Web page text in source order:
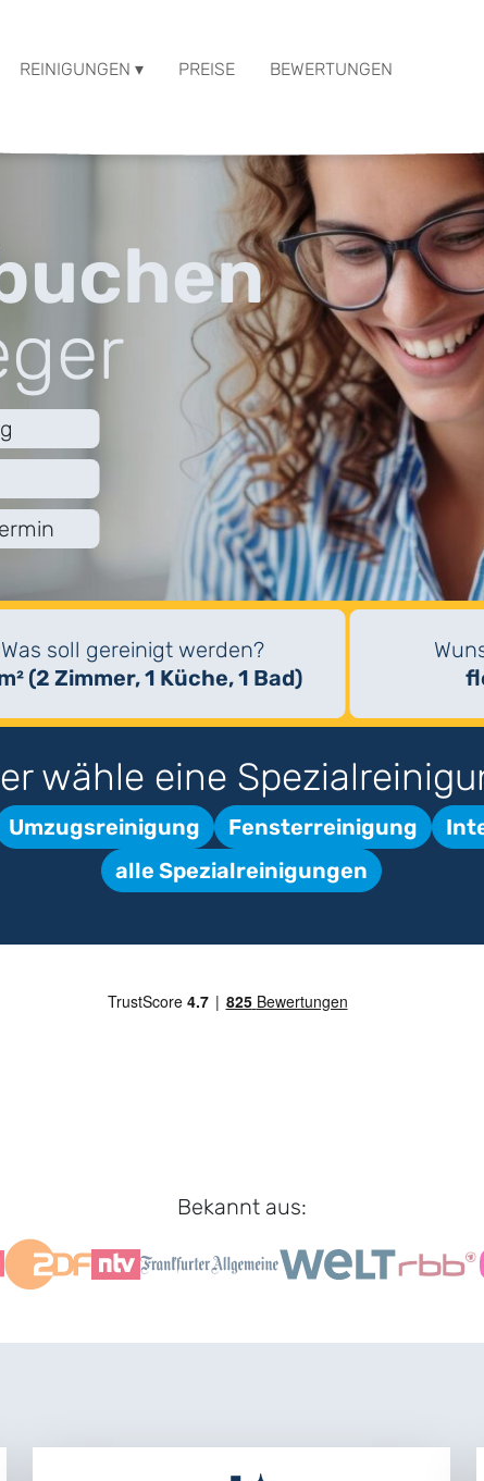
REINIGUNGEN ▾
PREISE BEWERTUNGEN
Was soll gereinigt werden?
(2 Zimmer, 1 Küche, 1 Bad)
wähle eine
Umzugsreinigung Fensterreinigung
alle Spezialreinigungen
Bekannt aus: